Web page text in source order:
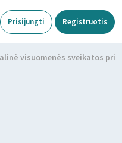
Prisijungti Registruotis
visuomenės sveikatos